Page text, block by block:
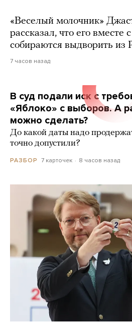
«Веселый молочник»
рассказал, что его вместе
собираются выдворить из
7 часов назад
В суд подали иск с
«Яблоко» с выборов. А
можно сделать?
До какой даты надо
точно допустили?
РАЗБОР 7 карточек 8 часов назад